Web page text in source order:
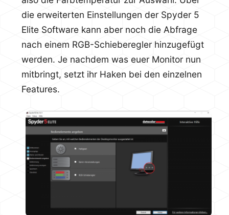
die erweiterten Einstellungen der Spyder 5
Elite Software kann aber noch die Abfrage
nach einem RGB-Schieberegler hinzugefügt
werden. Je nachdem was euer Monitor nun
mitbringt, setzt ihr Haken bei den einzelnen
Features.